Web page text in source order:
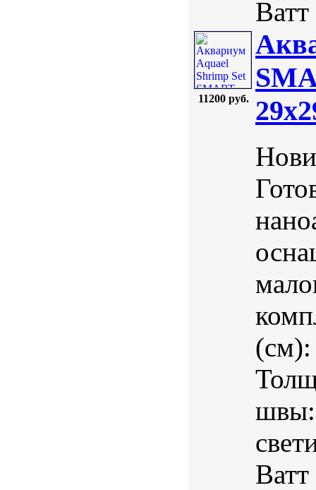
11200 руб.
швы: